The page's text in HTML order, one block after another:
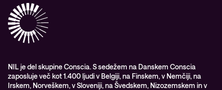
Izobraževanje
Upravljane IT storitve in podpora
Opazljivost
Videi
Vodiči
Partnerji
Nagrade & priznanja industrije
WORK@NIL
Študenti
NIL je del skupine Conscia. S sedežem na Danskem Conscia
zaposluje več kot 1.400 ljudi v Belgiji, na Finskem, v Nemčiji, na
Irskem, Norveškem, v Sloveniji, na Švedskem, Nizozemskem in v